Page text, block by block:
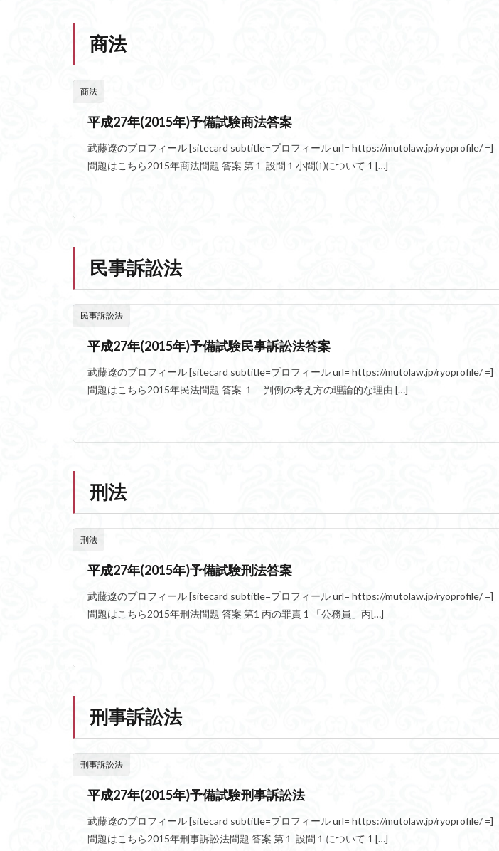
商法
商法
平成27年(2015年)予備試験商法答案
武藤遼のプロフィール [sitecard subtitle=プロフィール url= https://mutolaw.jp/ryoprofile/ =]
問題はこちら2015年商法問題 答案 第１ 設問１小問⑴について 1 […]
民事訴訟法
民事訴訟法
平成27年(2015年)予備試験民事訴訟法答案
武藤遼のプロフィール [sitecard subtitle=プロフィール url= https://mutolaw.jp/ryoprofile/ =]
問題はこちら2015年民法問題 答案 １ 判例の考え方の理論的な理由 […]
刑法
刑法
平成27年(2015年)予備試験刑法答案
武藤遼のプロフィール [sitecard subtitle=プロフィール url= https://mutolaw.jp/ryoprofile/ =]
問題はこちら2015年刑法問題 答案 第1 丙の罪責 1 「公務員」丙[…]
刑事訴訟法
刑事訴訟法
平成27年(2015年)予備試験刑事訴訟法
武藤遼のプロフィール [sitecard subtitle=プロフィール url= https://mutolaw.jp/ryoprofile/ =]
問題はこちら2015年刑事訴訟法問題 答案 第１ 設問１について 1 […]